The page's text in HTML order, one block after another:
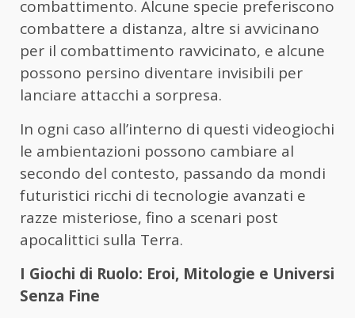
combattimento. Alcune specie preferiscono
combattere a distanza, altre si avvicinano
per il combattimento ravvicinato, e alcune
possono persino diventare invisibili per
lanciare attacchi a sorpresa.
In ogni caso all’interno di questi videogiochi
le ambientazioni possono cambiare al
secondo del contesto, passando da mondi
futuristici ricchi di tecnologie avanzati e
razze misteriose, fino a scenari post
apocalittici sulla Terra.
I Giochi di Ruolo: Eroi, Mitologie e Universi
Senza Fine